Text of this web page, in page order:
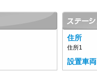
住所
住所1
設置車両